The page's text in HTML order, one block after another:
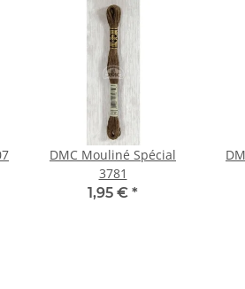
DMC Mouliné Spécial
3781
1,95 € *